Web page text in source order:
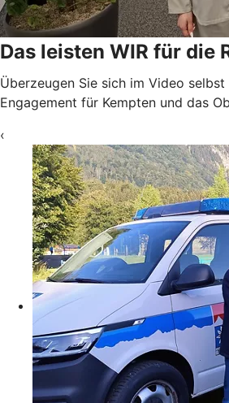
Das leisten WIR für die
Überzeugen Sie sich im Video selbst
Engagement für Kempten und das
‹